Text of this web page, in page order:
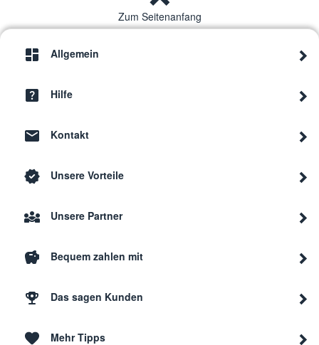
Zum Seitenanfang
Allgemein
Hilfe
Kontakt
Unsere Vorteile
Unsere Partner
Bequem zahlen mit
Das sagen Kunden
Mehr Tipps